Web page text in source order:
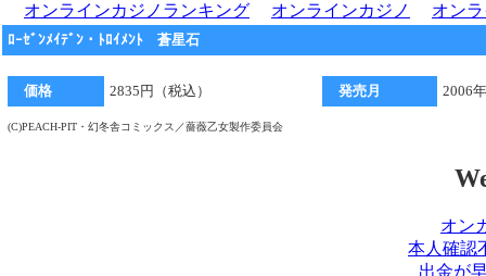
オンラインカジノランキング オンラインカジノ オン
ﾛｰｾﾞﾝﾒｲﾃﾞﾝ・ﾄﾛｲﾒﾝﾄ 蒼星石
価格 2835円（税込） 発売月 2006
(C)PEACH-PIT・幻冬舎コミックス／薔薇乙女製作委員会
オン
本人確認
出金が